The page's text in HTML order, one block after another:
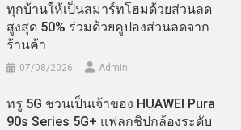
ทุกบ้านให้เป็นสมาร์ทโฮมด้วยส่วนลด
สูงสุด 50% ร่วมด้วยคูปองส่วนลดจาก
ร้านค้า
07/08/2026 Admin
ทรู 5G ชวนเป็นเจ้าของ HUAWEI Pura
90s Series 5G+ แฟลกชิปกล้องระดับ